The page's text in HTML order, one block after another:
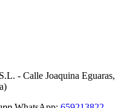
- Calle Joaquina Eguaras,